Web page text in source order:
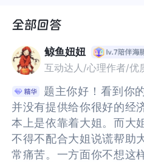
我生活在一个原生家庭很
无能又好面子的人 我妈隐
富大贵 自己却守着哪一亩
家里是一点存款也无 学费
我姥姥姥爷去世 我妈还要
哥的重担（我妈的两个姐
我有记忆开始就经常打架
超强 他们打架的部分原因
我生活在一个原生家庭很
无能又好面子的人 我妈隐
富大贵 自己却守着哪一亩
家里是一点存款也无 学费
我姥姥姥爷去世 我妈还要
哥的重担（我妈的两个姐
我有记忆开始就经常打架
超强 他们打架的部分原因
对了他们很想有儿子 但
鲸鱼妞妞
互动达人/心理作者/优
题主你好！看到你
并没有提供给你很好的经
本上是依靠着大姐。而大
不得不配合大姐说谎帮助
常痛苦。一方面你不想这
并没有提供给你很好的经
本上是依靠着大姐。而大
不得不配合大姐说谎帮助
常痛苦。一方面你不想这